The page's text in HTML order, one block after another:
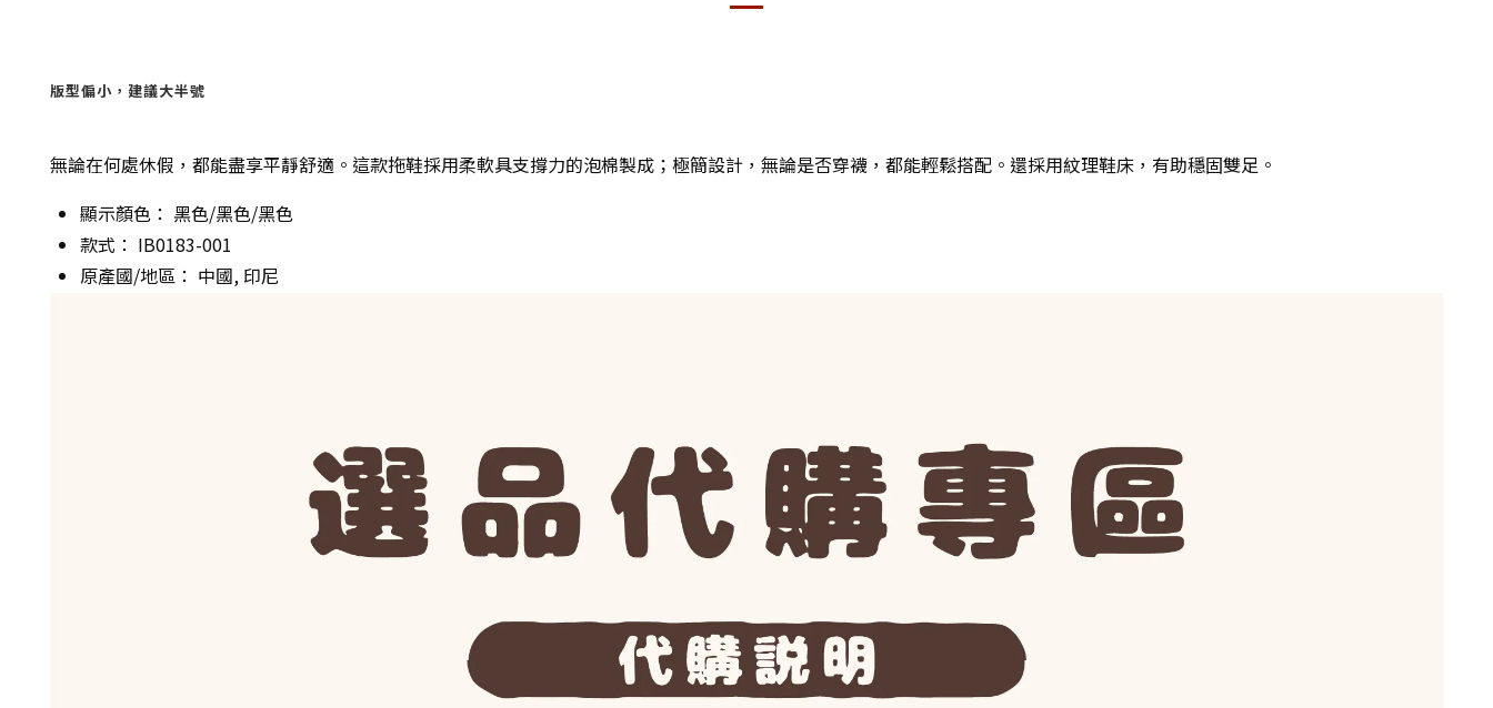
版型偏小，建議大半號
無論在何處休假，都能盡享平靜舒適。這款拖鞋採用柔軟具支撐力的泡棉製成；極簡設計，無論是否穿襪，都能輕鬆搭配。還採用紋理鞋床，有助穩固雙足。
顯示顏色： 黑色/黑色/黑色
款式： IB0183-001
原產國/地區： 中國, 印尼